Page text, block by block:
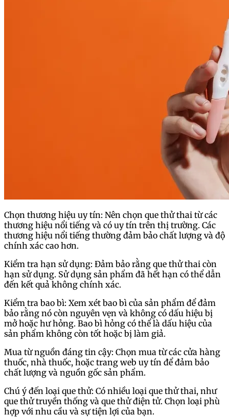
Chọn thương hiệu uy tín: Nên chọn que thử thai từ các
thương hiệu nổi tiếng và có uy tín trên thị trường. Các
thương hiệu nổi tiếng thường đảm bảo chất lượng và độ
chính xác cao hơn.
Kiểm tra hạn sử dụng: Đảm bảo rằng que thử thai còn
hạn sử dụng. Sử dụng sản phẩm đã hết hạn có thể dẫn
đến kết quả không chính xác.
Kiểm tra bao bì: Xem xét bao bì của sản phẩm để đảm
bảo rằng nó còn nguyên vẹn và không có dấu hiệu bị
mở hoặc hư hỏng. Bao bì hỏng có thể là dấu hiệu của
sản phẩm không còn tốt hoặc bị làm giả.
Mua từ nguồn đáng tin cậy: Chọn mua từ các cửa hàng
thuốc, nhà thuốc, hoặc trang web uy tín để đảm bảo
chất lượng và nguồn gốc sản phẩm.
Chú ý đến loại que thử: Có nhiều loại que thử thai, như
que thử truyền thống và que thử điện tử. Chọn loại phù
hợp với nhu cầu và sự tiện lợi của bạn.